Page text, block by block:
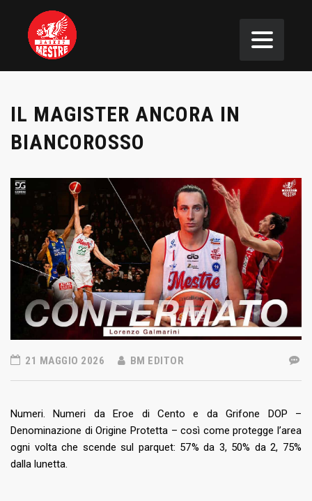
IL MAGISTER ANCORA IN
BIANCOROSSO
21 MAGGIO 2026 BM EDITOR
Numeri. Numeri da Eroe di Cento e da Grifone DOP –
Denominazione di Origine Protetta – così come protegge l’area
ogni volta che scende sul parquet: 57% da 3, 50% da 2, 75%
dalla lunetta.